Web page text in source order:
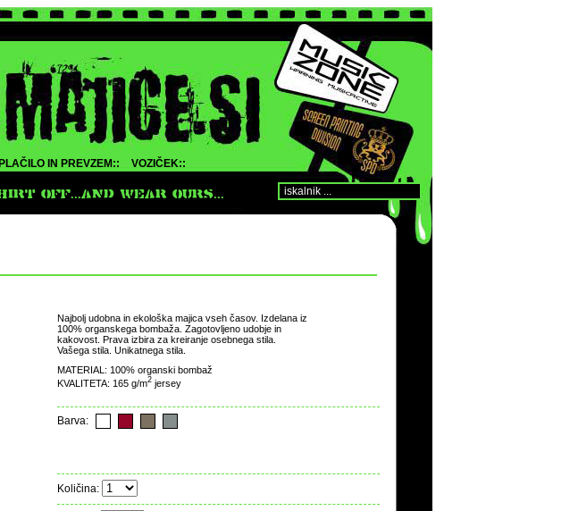
PLAČILO IN PREVZEM:: VOZIČEK::
OFF...AND WEAR OURS...
Najbolj udobna in ekološka majica vseh časov. Izdelana iz
100% organskega bombaža. Zagotovljeno udobje in
kakovost. Prava izbira za kreiranje osebnega stila.
Vašega stila. Unikatnega stila.
MATERIAL: 100% organski bombaž
KVALITETA: 165 g/m2 jersey
Barva:
Količina: